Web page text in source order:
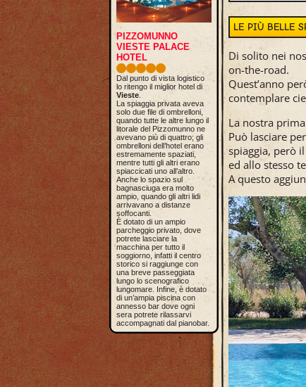
LE PIÙ BELLE
Di solito nei
on-the-road.
Quest’anno
contemplare
La nostra
Può lasciare
spiaggia, però il
ed allo stesso
A questo
PIZZOMUNNO
VIESTE PALACE
HOTEL
Dal punto di vista logistico
lo ritengo il miglior hotel di
Vieste
La spiaggia privata aveva
solo due file di ombrelloni,
quando tutte le altre lungo il
litorale del Pizzomunno ne
avevano più di quattro; gli
ombrelloni dell’hotel erano
estremamente spaziati,
mentre tutti gli altri erano
spiaccicati uno all’altro.
Anche lo spazio sul
bagnasciuga era molto
ampio, quando gli altri lidi
arrivavano a distanze
soffocanti.
È dotato di un ampio
parcheggio privato, dove
potrete lasciare la
macchina per tutto il
soggiorno, infatti il centro
storico si raggiunge con
una breve passeggiata
lungo lo scenografico
lungomare. Infine, è dotato
di un’ampia piscina con
annesso bar dove ogni
sera potrete rilassarvi
accompagnati dal pianobar.